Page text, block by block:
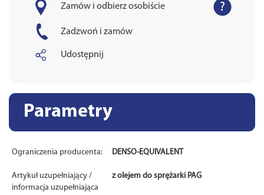
Zamów i odbierz osobiście
Zadzwoń i zamów
Udostępnij
Parametry
Ograniczenia producenta: DENSO-EQUIVALENT
Artykuł uzupełniający /
informacja uzupełniająca
z olejem do sprężarki PAG